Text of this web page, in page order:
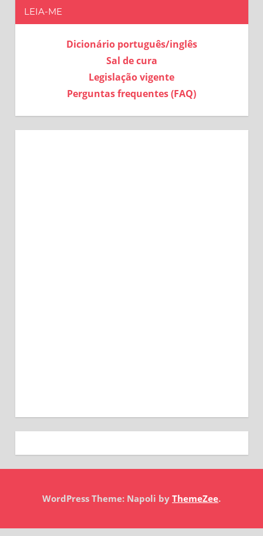
LEIA-ME
Dicionário português/inglês
Sal de cura
Legislação vigente
Perguntas frequentes (FAQ)
WordPress Theme: Napoli by ThemeZee.